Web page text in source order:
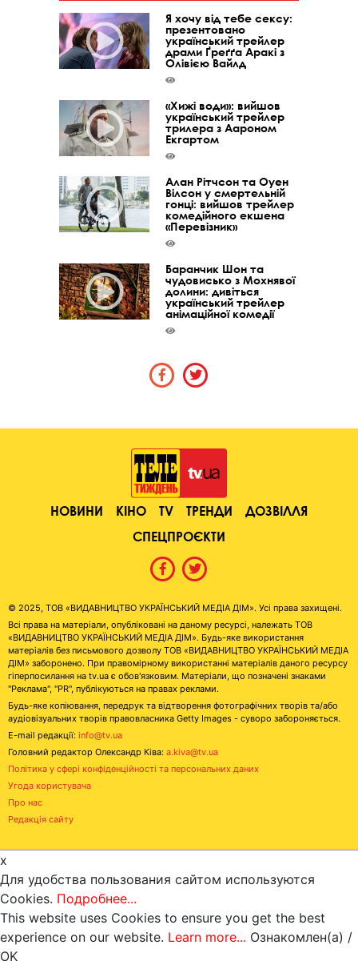
Я хочу від тебе сексу:
презентовано
український трейлер
драми Ґреґґа Аракі з
Олівією Вайлд
«Хижі води»: вийшов
український трейлер
трилера з Аароном
Екгартом
Алан Рітчсон та Оуен
Вілсон у смертельній
гонці: вийшов трейлер
комедійного екшена
«Перевізник»
Баранчик Шон та
чудовисько з Мохнявої
долини: дивіться
український трейлер
анімаційної комедії
НОВИНИ КІНО TV ТРЕНДИ
ДОЗВІЛЛЯ
СПЕЦПРОЄКТИ
© 2025, ТОВ «ВИДАВНИЦТВО УКРАЇНСЬКИЙ МЕДІА ДІМ». Усі права захищені.
Всі права на матеріали, опубліковані на даному ресурсі, належать ТОВ
«ВИДАВНИЦТВО УКРАЇНСЬКИЙ МЕДІА ДІМ». Будь-яке використання
матеріалів без письмового дозволу ТОВ «ВИДАВНИЦТВО УКРАЇНСЬКИЙ МЕДІА
ДІМ» заборонено. При правомірному використанні матеріалів даного ресурсу
гіперпосилання на tv.ua є обов'язковим. Матеріали, що позначені знаками
"Реклама", "PR", публікуються на правах реклами.
Будь-яке копіювання, передрук та відтворення фотографічних творів та/або
аудіовізуальних творів правовласника Getty Images - суворо забороняється.
E-mail редакції: info@tv.ua
Головний редактор Олександр Ківа: a.kiva@tv.ua
Політика у сфері конфіденційності та персональних даних
Угода користувача
Про нас
Редакція сайту
x
Для удобства пользования сайтом используются
Cookies. Подробнее...
This website uses Cookies to ensure you get the best
experience on our website. Learn more... Ознакомлен(а) /
OK